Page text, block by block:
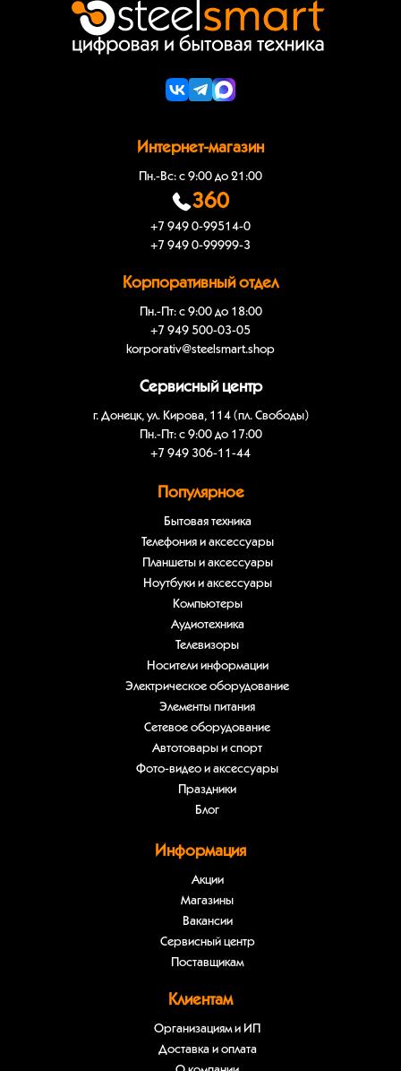
Интернет-магазин
Пн.-Вс: с 9:00 до 21:00
360
+7 949 0-99514-0
+7 949 0-99999-3
Корпоративный отдел
Пн.-Пт: с 9:00 до 18:00
+7 949 500-03-05
korporativ@steelsmart.shop
Сервисный центр
г. Донецк, ул. Кирова, 114 (пл. Свободы)
Пн.-Пт: с 9:00 до 17:00
+7 949 306-11-44
Популярное
Бытовая техника
Телефония и аксессуары
Планшеты и аксессуары
Ноутбуки и аксессуары
Компьютеры
Аудиотехника
Телевизоры
Носители информации
Электрическое оборудование
Элементы питания
Сетевое оборудование
Автотовары и спорт
Фото-видео и аксессуары
Праздники
Блог
Информация
Акции
Магазины
Вакансии
Сервисный центр
Поставщикам
Клиентам
Организациям и ИП
Доставка и оплата